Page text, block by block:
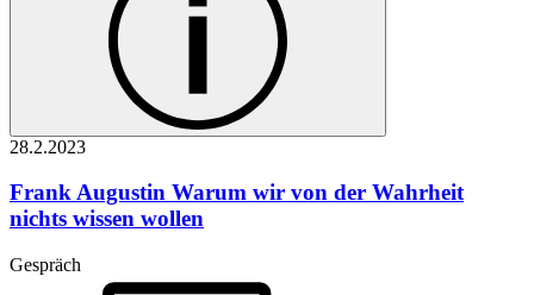
28.2.2023
Frank Augustin Warum wir von der Wahrheit
nichts wissen wollen
Gespräch